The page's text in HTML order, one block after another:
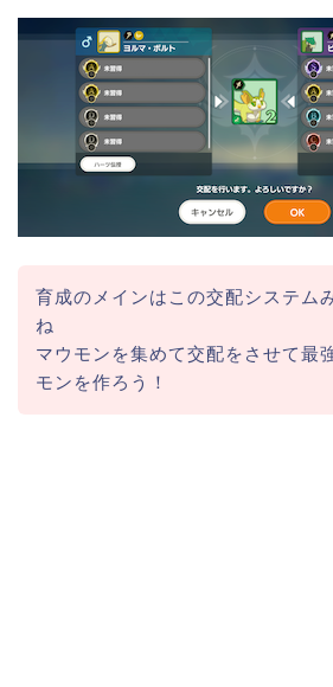
育成のメインはこの交配システム
ね
マウモンを集めて交配をさせて最
モンを作ろう！